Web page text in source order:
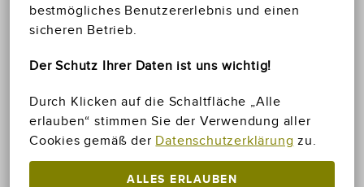
bestmögliches Benutzererlebnis und einen
sicheren Betrieb.
Der Schutz Ihrer Daten ist uns wichtig!
Durch Klicken auf die Schaltfläche „Alle
erlauben“ stimmen Sie der Verwendung aller
Cookies gemäß der Datenschutzerklärung zu.
ALLES ERLAUBEN
VERBINDEN SIE IHRE
1
TOURISTENPARADIES